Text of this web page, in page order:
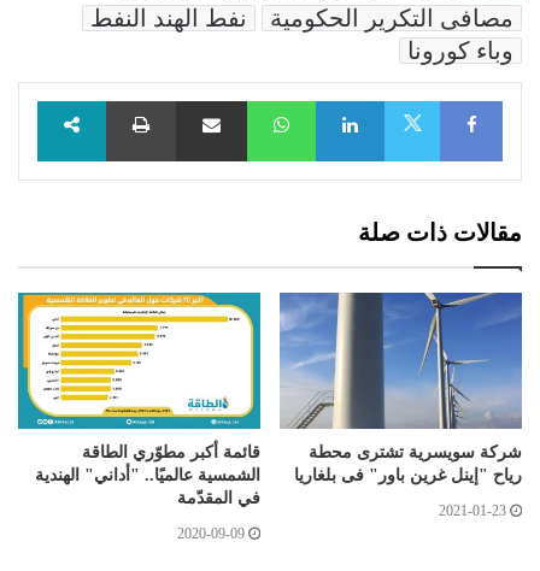
مصافى التكرير الحكومية
نفط الهند النفط
وباء كورونا
Facebook
LinkedIn
WhatsAppمشاركة عبر البريد طباعة
مقالات ذات صلة
شركة سويسرية تشترى محطة
رياح "إينل غرين باور" فى بلغاريا
2021-01-23
قائمة أكبر مطوّري الطاقة
الشمسية عالميًا.. "أداني" الهندية
في المقدّمة
2020-09-09